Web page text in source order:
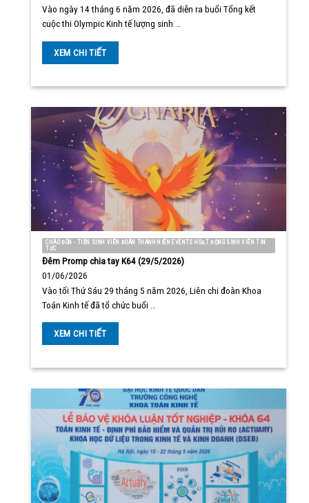
Vào ngày 14 tháng 6 năm 2026, đã diễn ra buổi Tổng kết
cuộc thi Olympic Kinh tế lượng sinh …
XEM CHI TIẾT
CHÀO ĐÓN - TIỄN SINH VIÊN ĐOÀN THANH NIÊN EVENTS HOẠT ĐỘNG SINH VIÊN TIN
TỨC
Đêm Promp chia tay K64 (29/5/2026)
01/06/2026
Vào tối Thứ Sáu 29 tháng 5 năm 2026, Liên chi đoàn Khoa
Toán Kinh tế đã tổ chức buổi …
XEM CHI TIẾT